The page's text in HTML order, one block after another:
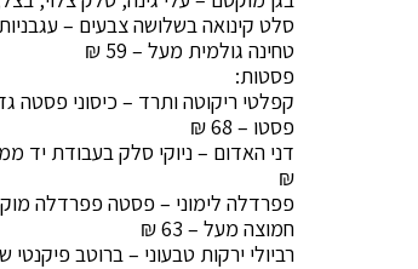
סלט קינואה בשלושה צבעים –
טחינה גולמית מעל – 59 ₪
פסטות:
קפלטי ריקוטה ותרד – כיסוני פסטה
פסטו – 68 ₪
₪
פפרדלה לימוני – פסטה פפרדלה
חמוצה מעל – 63 ₪
רביולי ירקות טבעוני – ברוטב פיקנטי